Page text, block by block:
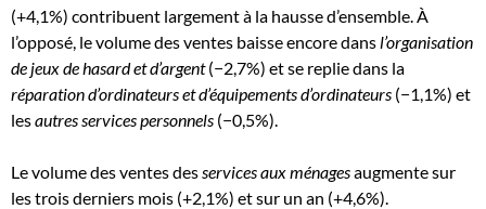
(+4,1%) contribuent largement à la hausse d’ensemble. À
l’opposé, le volume des ventes baisse encore dansl’organisation
de jeux de hasard et d’argent(−2,7%) et se replie dans la
réparation d’ordinateurs et d’équipements d’ordinateurs (−1,1%) et
lesautres services personnels (−0,5%).
Le volume des ventes desservices aux ménagesaugmente sur
les trois derniers mois (+2,1%) et sur un an (+4,6%).